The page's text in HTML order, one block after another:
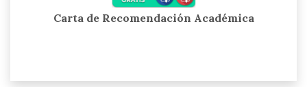
Carta de Recomendación Académica